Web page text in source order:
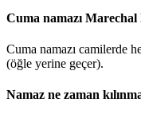
Cuma namazı
Cuma namazı camilerde
(öğle yerine geçer).
Namaz ne zaman